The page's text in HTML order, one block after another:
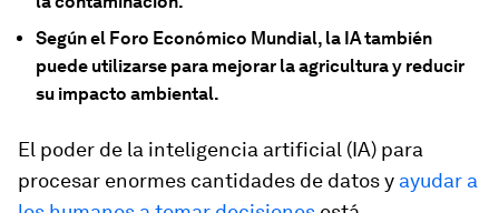
Según el Foro Económico Mundial, la IA también
puede utilizarse para mejorar la agricultura y reducir
su impacto ambiental.
El poder de la inteligencia artificial (IA) para
procesar enormes cantidades de datos y ayudar a